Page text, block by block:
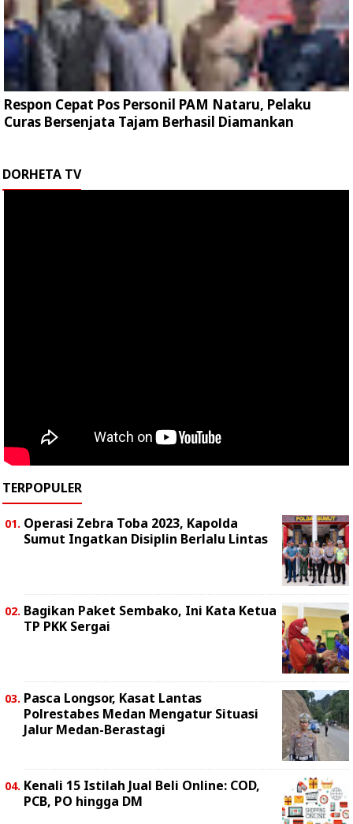
Respon Cepat Pos Personil PAM Nataru, Pelaku
Curas Bersenjata Tajam Berhasil Diamankan
DORHETA TV
TERPOPULER
Operasi Zebra Toba 2023, Kapolda
Sumut Ingatkan Disiplin Berlalu Lintas
Bagikan Paket Sembako, Ini Kata Ketua
TP PKK Sergai
Pasca Longsor, Kasat Lantas
Polrestabes Medan Mengatur Situasi
Jalur Medan-Berastagi
Kenali 15 Istilah Jual Beli Online: COD,
PCB, PO hingga DM